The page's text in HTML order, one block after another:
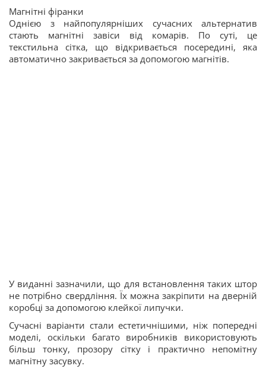
Магнітні фіранки
Однією з найпопулярніших сучасних альтернатив
стають магнітні завіси від комарів. По суті, це
текстильна сітка, що відкривається посередині, яка
автоматично закривається за допомогою магнітів.
У виданні зазначили, що для встановлення таких штор
не потрібно свердління. Їх можна закріпити на дверній
коробці за допомогою клейкої липучки.
Сучасні варіанти стали естетичнішими, ніж попередні
моделі, оскільки багато виробників використовують
більш тонку, прозору сітку і практично непомітну
магнітну засувку.